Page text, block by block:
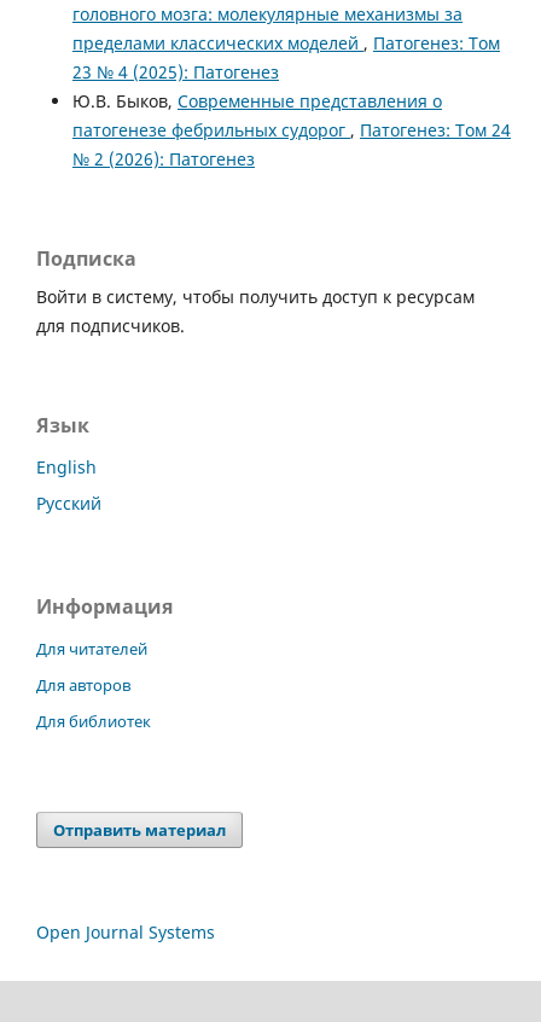
головного мозга: молекулярные механизмы за
пределами классических моделей , Патогенез: Том
23 № 4 (2025): Патогенез
Ю.В. Быков, Современные представления о
патогенезе фебрильных судорог , Патогенез: Том 24
№ 2 (2026): Патогенез
Подписка
Войти в систему, чтобы получить доступ к ресурсам
для подписчиков.
Язык
English
Русский
Информация
Для читателей
Для авторов
Для библиотек
Отправить материал
Open Journal Systems